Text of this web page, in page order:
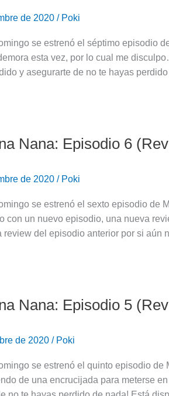
de 2020 / Poki
se estrenó el séptimo episodio
esta vez, por lo cual me
y asegurarte de no te hayas perdido
Nana: Episodio 6
de 2020 / Poki
se estrenó el sexto episodio de
con un nuevo episodio, una nueva
review del episodio anterior por si aún
Nana: Episodio 5
de 2020 / Poki
se estrenó el quinto episodio
de una encrucijada para meterse